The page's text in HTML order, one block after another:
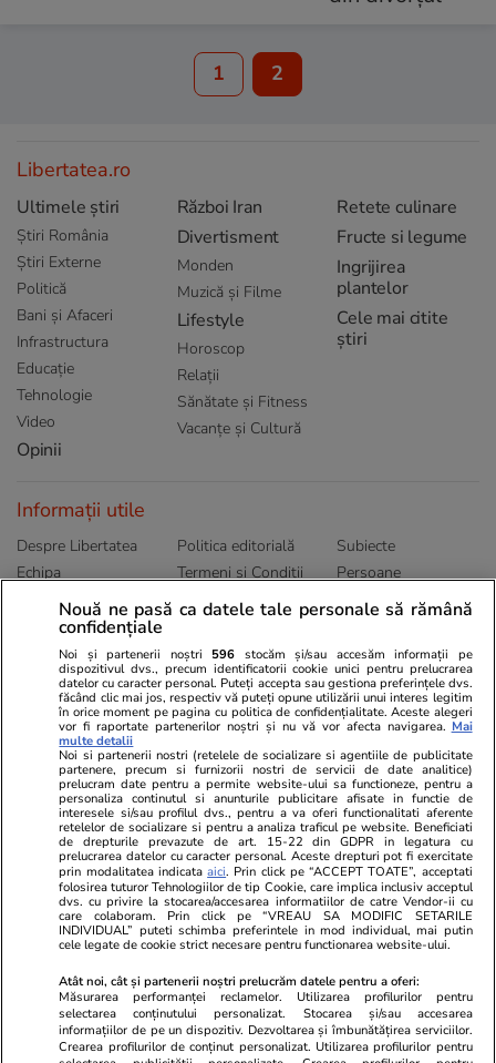
1 2
Libertatea.ro
Ultimele știri
Știri România
Știri Externe
Politică
Bani și Afaceri
Infrastructura
Educație
Tehnologie
Video
Opinii
Război Iran
Divertisment
Monden
Muzică și Filme
Lifestyle
Horoscop
Relații
Sănătate și Fitness
Vacanțe și Cultură
Retete culinare
Fructe si legume
Ingrijirea
plantelor
Cele mai citite
știri
Informații utile
Despre Libertatea
Echipa
Publicitate
Politica de
Politica editorială
Termeni și Conditii
Abonamente
Subiecte
Persoane
Sitemap
Ringier România
Libertatea pentru
Unica.ro
Program TV
Avantaje
ELLE
Gazeta Sporturilor
Stiri mondene
Calculator sarcina
Ajută Copiii
Locuri de muncă
Imobiliare.ro
Jobradar24
Imoradar24
Colecții Libertatea
Pariază responsabil! Decizia ONJN nr. 821/25.09.2025.
Jocurile de noroc sunt interzise minorilor.
© 2026 Ringier Romania. Toate drepturile rezervate
Nouă ne pasă ca datele tale personale să rămână
confidențiale
Noi și partenerii noștri 596 stocăm și/sau accesăm informații pe
dispozitivul dvs., precum identificatorii cookie unici pentru prelucrarea
datelor cu caracter personal. Puteți accepta sau gestiona preferințele dvs.
făcând clic mai jos, respectiv vă puteți opune utilizării unui interes legitim
în orice moment pe pagina cu politica de confidențialitate. Aceste alegeri
vor fi raportate partenerilor noștri și nu vă vor afecta navigarea. Mai
multe detalii
Noi si partenerii nostri (retelele de socializare si agentiile de publicitate
partenere, precum si furnizorii nostri de servicii de date analitice)
prelucram date pentru a permite website-ului sa functioneze, pentru a
personaliza continutul si anunturile publicitare afisate in functie de
interesele si/sau profilul dvs., pentru a va oferi functionalitati aferente
retelelor de socializare si pentru a analiza traficul pe website. Beneficiati
de drepturile prevazute de art. 15-22 din GDPR in legatura cu
prelucrarea datelor cu caracter personal. Aceste drepturi pot fi exercitate
prin modalitatea indicataaici. Prin click pe “ACCEPT TOATE”, acceptati
folosirea tuturor Tehnologiilor de tip Cookie, care implica inclusiv acceptul
dvs. cu privire la stocarea/accesarea informatiilor de catre Vendor-ii cu
care colaboram. Prin click pe “VREAU SA MODIFIC SETARILE
INDIVIDUAL” puteti schimba preferintele in mod individual, mai putin
cele legate de cookie strict necesare pentru functionarea website-ului.
Atât noi, cât și partenerii noștri prelucrăm datele pentru a oferi:
Măsurarea performanței reclamelor. Utilizarea profilurilor pentru
selectarea conținutului personalizat. Stocarea și/sau accesarea
informațiilor de pe un dispozitiv. Dezvoltarea și îmbunătățirea serviciilor.
Crearea profilurilor de conținut personalizat. Utilizarea profilurilor pentru